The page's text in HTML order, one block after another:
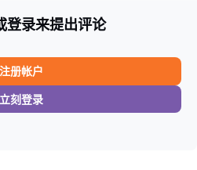
登录来提出评论
注册帐户
立刻登录